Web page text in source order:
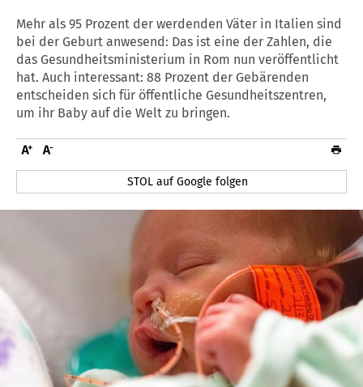
Mehr als 95 Prozent der werdenden Väter in Italien sind
bei der Geburt anwesend: Das ist eine der Zahlen, die
das Gesundheitsministerium in Rom nun veröffentlicht
hat. Auch interessant: 88 Prozent der Gebärenden
entscheiden sich für öffentliche Gesundheitszentren,
um ihr Baby auf die Welt zu bringen.
STOL auf Google folgen